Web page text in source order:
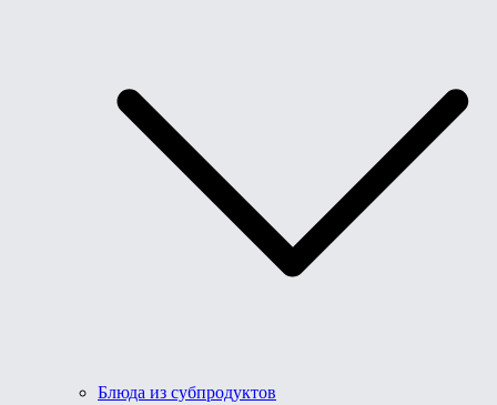
Блюда из субпродуктов